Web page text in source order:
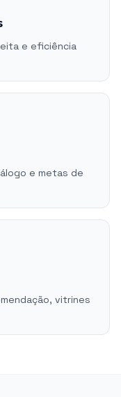
e eficiência
e metas de
vitrines